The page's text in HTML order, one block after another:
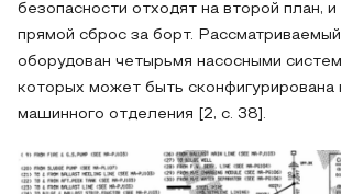
безопасности отходят на второй план, и
прямой сброс за борт.
оборудован четырьмя насосными
которых может быть сконфигурирована
машинного отделения [2, с. 38].